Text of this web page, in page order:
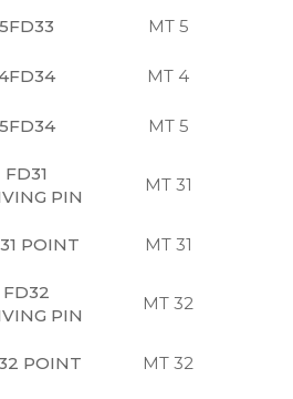
5FD33 MT 5
MT 4
5FD34 MT 5
FD31
PIN
MT 31
POINT MT 31
FD32
PIN
MT 32
POINT MT 32